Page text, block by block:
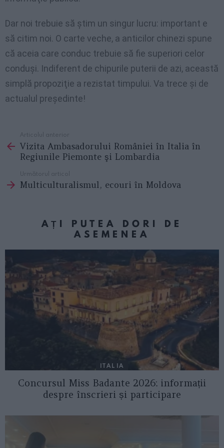
Dar noi trebuie să ştim un singur lucru: important e
să citim noi. O carte veche, a anticilor chinezi spune
că aceia care conduc trebuie să fie superiori celor
conduşi. Indiferent de chipurile puterii de azi, această
simplă propoziţie a rezistat timpului. Va trece şi de
actualul preşedinte!
more
Articolul anterior
Vizita Ambasadorului României în Italia în
Regiunile Piemonte şi Lombardia
Următorul articol
Multiculturalismul, ecouri în Moldova
AȚI PUTEA DORI DE
ASEMENEA
ITALIA
Concursul Miss Badante 2026: informații
despre înscrieri și participare